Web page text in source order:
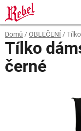
Přejít
na
obsah
Domů / OBLEČENÍ /
Tílko
černé